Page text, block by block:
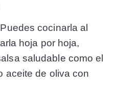
Puedes cocinarla al
hoja por hoja,
saludable como el
aceite de oliva con